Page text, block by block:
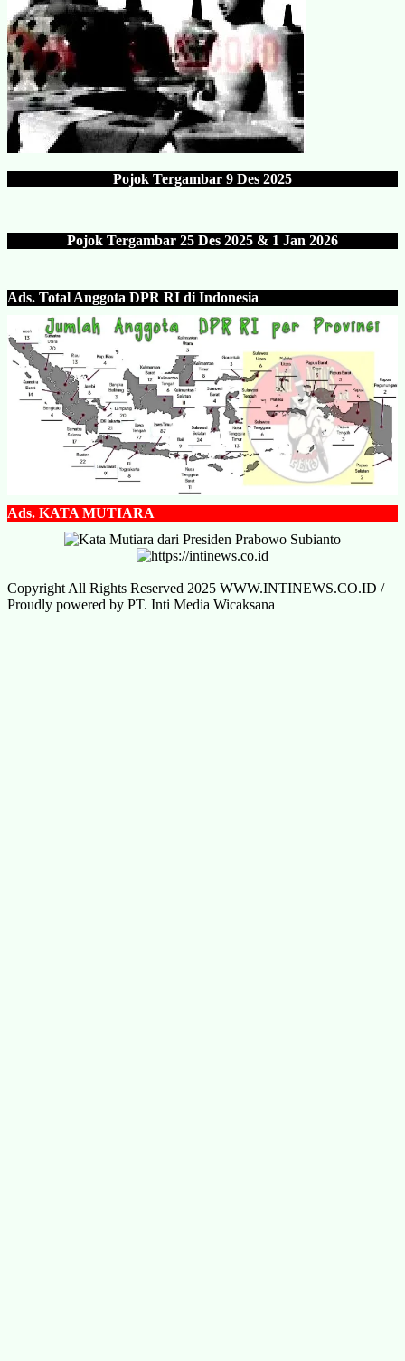
Pojok Tergambar 9 Des 2025
Pojok Tergambar 25 Des 2025 & 1 Jan 2026
Ads. Total Anggota DPR RI di Indonesia
Ads. KATA MUTIARA
Copyright All Rights Reserved 2025 WWW.INTINEWS.CO.ID /
Proudly powered by PT. Inti Media Wicaksana